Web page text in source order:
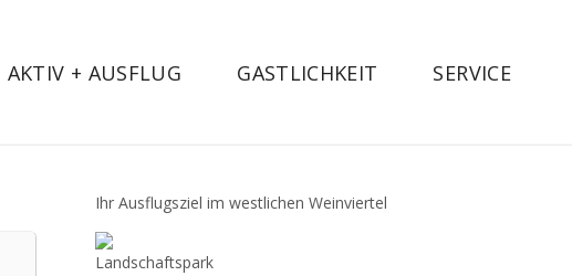
AKTIV + AUSFLUG GASTLICHKEIT SERVICE
Ihr Ausflugsziel im westlichen Weinviertel